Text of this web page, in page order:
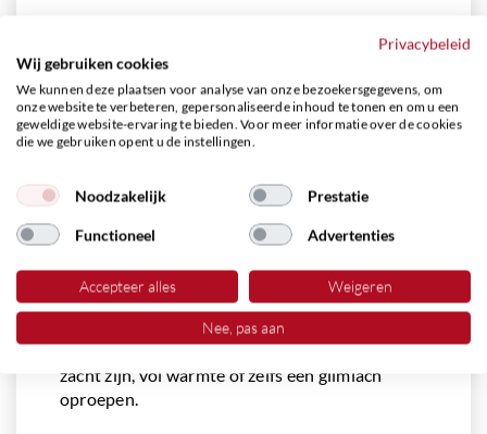
Een afscheidstekst met
jouw eigen stem
Soms wordt een gedicht voorgedragen tijdens
staan of een plek krijgen in het bloemstuk of
herinneringsboekje. Wat je ook kiest, zorg dat
het klopt voor jou en jouw familie. Er is geen
Je mag het kort houden, als de woorden maar
van jou zijn. En weet: een eerbetoon aan oma
hoeft niet alleen zwaar te zijn. Het mag ook
zacht zijn, vol warmte of zelfs een glimlach
oproepen.
Privacybeleid
Wij gebruiken cookies
We kunnen deze plaatsen voor analyse van onze bezoekersgegevens, om
onze website te verbeteren, gepersonaliseerde inhoud te tonen en om u een
geweldige website-ervaring te bieden. Voor meer informatie over de cookies
die we gebruiken opent u de instellingen.
Noodzakelijk Prestatie
Functioneel Advertenties
Accepteer alles Weigeren
Nee, pas aan